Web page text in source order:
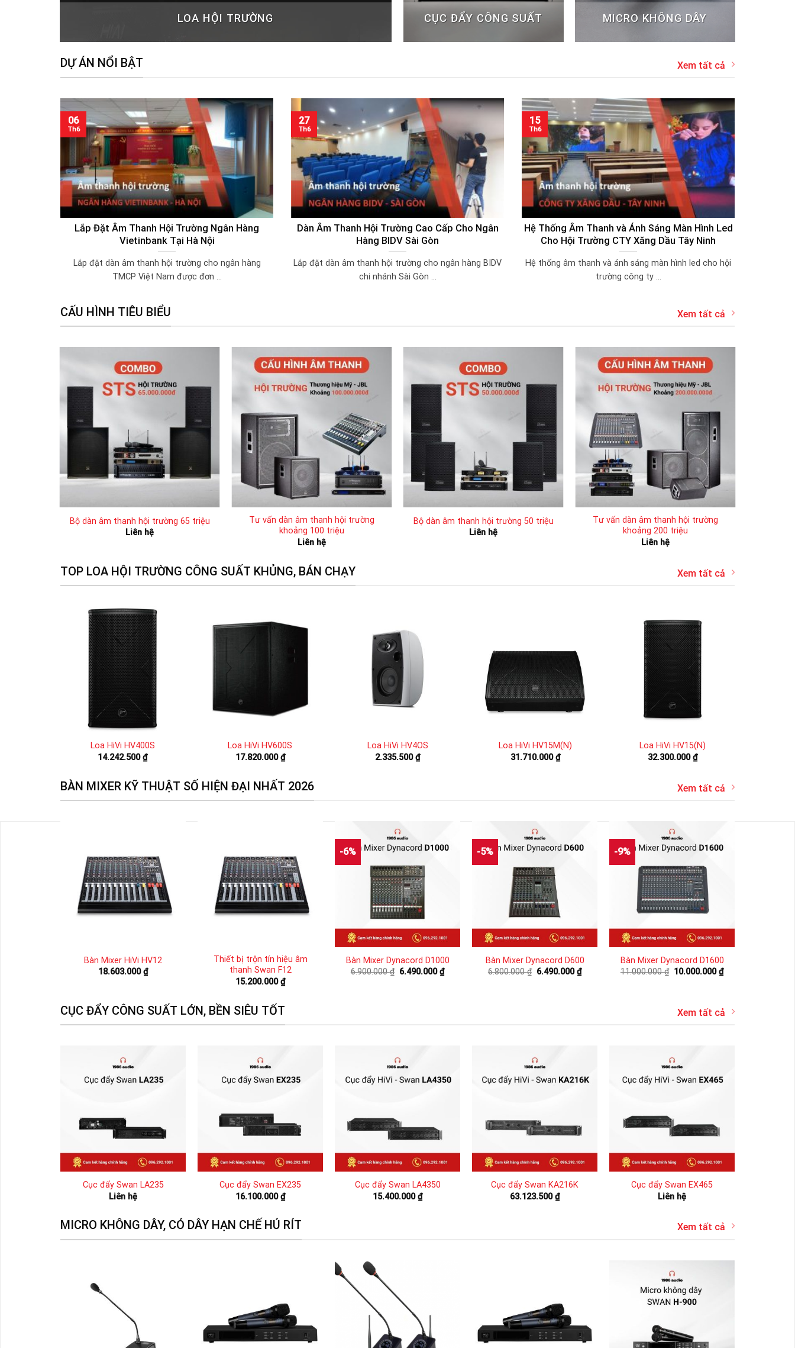
LOA HỘI TRƯỜNG CỤC ĐẨY CÔNG SUẤT MICRO KHÔNG DÂY
DỰ ÁN NỔI BẬT Xem tất cả
Lắp Đặt Âm Thanh Hội Trường Ngân Hàng
Vietinbank Tại Hà Nội
Lắp đặt dàn âm thanh hội trường cho ngân hàng
TMCP Việt Nam được đơn ...
06
Th6
Dàn Âm Thanh Hội Trường Cao Cấp Cho Ngân
Hàng BIDV Sài Gòn
Lắp đặt dàn âm thanh hội trường cho ngân hàng BIDV
chi nhánh Sài Gòn ...
27
Th6
Hệ Thống Âm Thanh và Ánh Sáng Màn Hình Led
Cho Hội Trường CTY Xăng Dầu Tây Ninh
Hệ thống âm thanh và ánh sáng màn hình led cho hội
trường công ty ...
15
Th6
CẤU HÌNH TIÊU BIỂU Xem tất cả
Bộ dàn âm thanh hội trường 65 triệu
Liên hệ
Tư vấn dàn âm thanh hội trường
khoảng 100 triệu
Liên hệ
Bộ dàn âm thanh hội trường 50 triệu
Liên hệ
Tư vấn dàn âm thanh hội trường
khoảng 200 triệu
Liên hệ
TOP LOA HỘI TRƯỜNG CÔNG SUẤT KHỦNG, BÁN CHẠY Xem tất cả
Loa HiVi HV400S
14.242.500₫
Loa HiVi HV600S
17.820.000₫
Loa HiVi HV4OS
2.335.500₫
Loa HiVi HV15M(N)
31.710.000₫
Loa HiVi HV15(N)
32.300.000₫
BÀN MIXER KỸ THUẬT SỐ HIỆN ĐẠI NHẤT 2026 Xem tất cả
Bàn Mixer HiVi HV12
18.603.000₫
Thiết bị trộn tín hiệu âm
thanh Swan F12
15.200.000₫
-6%
Bàn Mixer Dynacord D1000
6.900.000₫ Giá
6.490.000₫Giá
-5%
Bàn Mixer Dynacord D600
6.800.000₫ Giá
6.490.000₫Giá
-9%
Bàn Mixer Dynacord D1600
11.000.000₫ Giá
10.000.000₫Giá
CỤC ĐẨY CÔNG SUẤT LỚN, BỀN SIÊU TỐT Xem tất cả
Cục đẩy Swan LA235
Liên hệ
Cục đẩy Swan EX235
16.100.000₫
Cục đẩy Swan LA4350
15.400.000₫
Cục đẩy Swan KA216K
63.123.500₫
Cục đẩy Swan EX465
Liên hệ
MICRO KHÔNG DÂY, CÓ DÂY HẠN CHẾ HÚ RÍT Xem tất cả